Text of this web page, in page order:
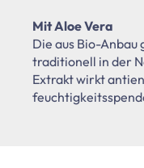
Mit Aloe Vera
Die aus Bio-Anbau
traditionell in der
Extrakt wirkt